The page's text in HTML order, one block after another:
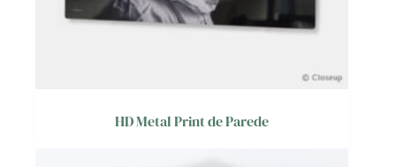
HD Metal Print de Parede